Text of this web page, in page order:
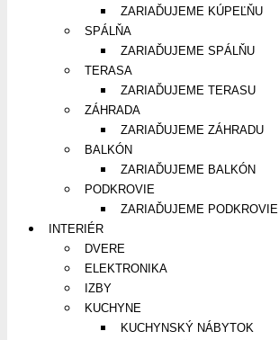
ZARIAĎUJEME KÚPEĽŇU
SPÁLŇA
ZARIAĎUJEME SPÁLŇU
TERASA
ZARIAĎUJEME TERASU
ZÁHRADA
ZARIAĎUJEME ZÁHRADU
BALKÓN
ZARIAĎUJEME BALKÓN
PODKROVIE
ZARIAĎUJEME PODKROVIE
INTERIÉR
DVERE
ELEKTRONIKA
IZBY
KUCHYNE
KUCHYNSKÝ NÁBYTOK